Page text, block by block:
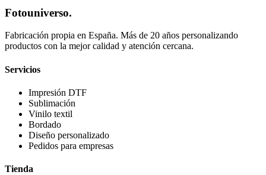
Fotouniverso.
Fabricación propia en España. Más de 20 años personalizando
productos con la mejor calidad y atención cercana.
Servicios
Impresión DTF
Sublimación
Vinilo textil
Bordado
Diseño personalizado
Pedidos para empresas
Tienda